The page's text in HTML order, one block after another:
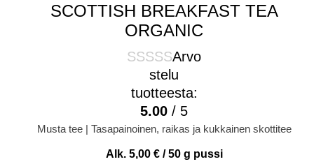
SCOTTISH BREAKFAST TEA
ORGANIC
Arvo
stelu
tuotteesta:
5.00 / 5
Musta tee | Tasapainoinen, raikas ja kukkainen skottitee
Alk. 5,00 €/ 50 g pussi